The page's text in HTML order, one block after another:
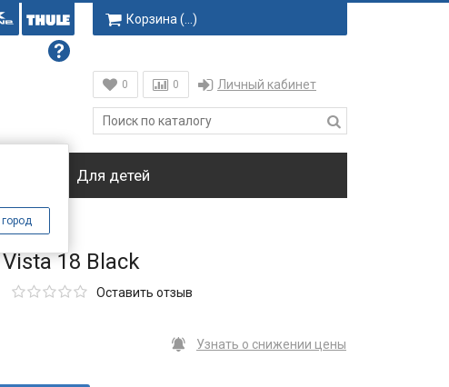
Корзина ( )
0 0 Личный кабинет
Для детей
18 Black
Оставить отзыв
Узнать о снижении цены